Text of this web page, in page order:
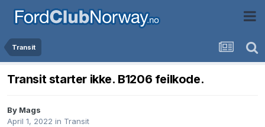
Transit
Transit starter ikke. B1206 feilkode.
By Mags
April 1, 2022 in Transit